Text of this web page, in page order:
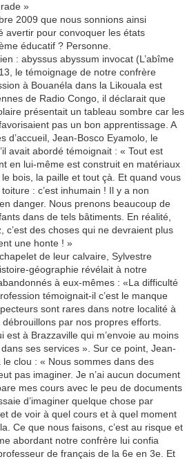
»
2009 que nous sonnions ainsi
avertir pour convoquer les états
éducatif ? Personne.
: abyssus abyssum invocat (L’abîme
le témoignage de notre confrère
à Bouanéla dans la Likouala est
de Radio Congo, il déclarait que
présentait un tableau sombre car les
pas un bon apprentissage. A
d’accueil, Jean-Bosco Eyamolo, le
avait abordé témoignait : « Tout est
en lui-même est construit en matériaux
bois, la paille et tout çà. Et quand vous
: c’est inhumain ! Il y a non
danger. Nous prenons beaucoup de
dans de tels bâtiments. En réalité,
c’est des choses qui ne devraient plus
une honte ! »
de leur calvaire, Sylvestre
géographie révélait à notre
à eux-mêmes : «La difficulté
témoignait-il c’est le manque
sont rares dans notre localité à
par nos propres efforts.
est à Brazzaville qui m’envoie au moins
ses services ». Sur ce point, Jean-
le clou : « Nous sommes dans des
pas imaginer. Je n’ai aucun document
mes cours avec le peu de documents
d’imaginer quelque chose par
de voir à quel cours et à quel moment
Ce que nous faisons, c’est au risque et
abordant notre confrère lui confia
de français de la 6e en 3e. Et